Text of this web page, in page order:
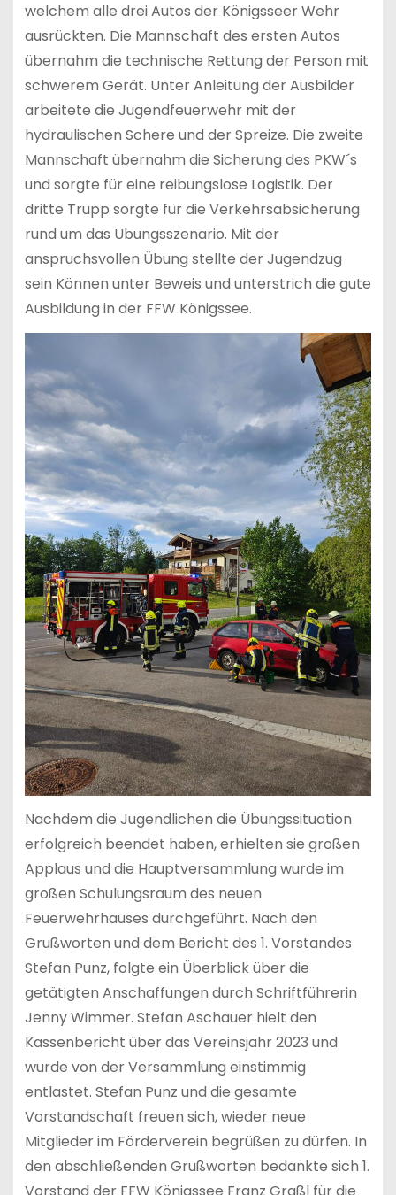
welchem alle drei Autos der Königsseer Wehr
ausrückten. Die Mannschaft des ersten Autos
übernahm die technische Rettung der Person mit
schwerem Gerät. Unter Anleitung der Ausbilder
arbeitete die Jugendfeuerwehr mit der
hydraulischen Schere und der Spreize. Die zweite
Mannschaft übernahm die Sicherung des PKW´s
und sorgte für eine reibungslose Logistik. Der
dritte Trupp sorgte für die Verkehrsabsicherung
rund um das Übungsszenario. Mit der
anspruchsvollen Übung stellte der Jugendzug
sein Können unter Beweis und unterstrich die gute
Ausbildung in der FFW Königssee.
Nachdem die Jugendlichen die Übungssituation
erfolgreich beendet haben, erhielten sie großen
Applaus und die Hauptversammlung wurde im
großen Schulungsraum des neuen
Feuerwehrhauses durchgeführt. Nach den
Grußworten und dem Bericht des 1. Vorstandes
Stefan Punz, folgte ein Überblick über die
getätigten Anschaffungen durch Schriftführerin
Jenny Wimmer. Stefan Aschauer hielt den
Kassenbericht über das Vereinsjahr 2023 und
wurde von der Versammlung einstimmig
entlastet. Stefan Punz und die gesamte
Vorstandschaft freuen sich, wieder neue
Mitglieder im Förderverein begrüßen zu dürfen. In
den abschließenden Grußworten bedankte sich 1.